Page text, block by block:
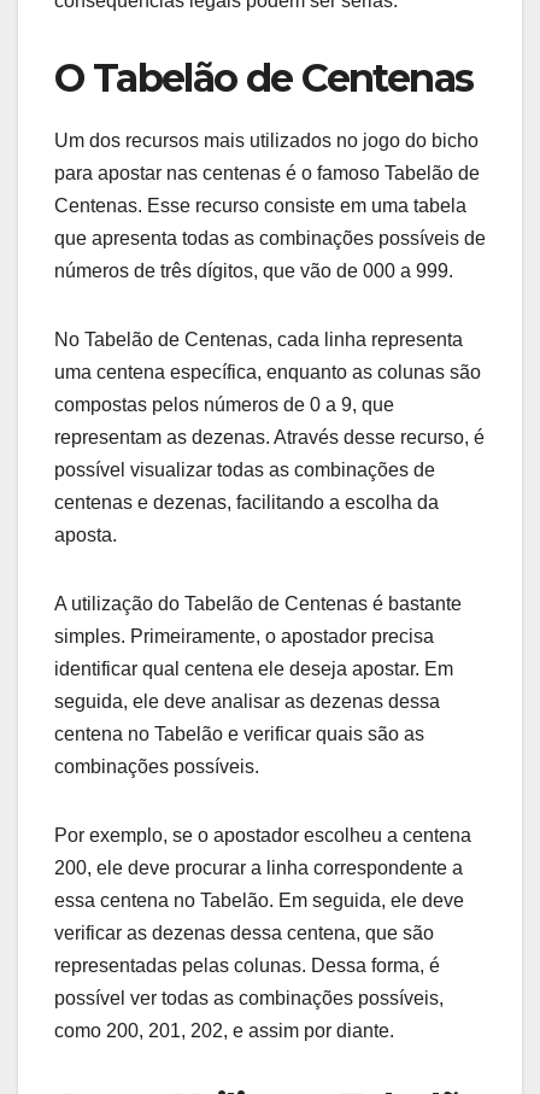
O Tabelão de Centenas
Um dos recursos mais utilizados no jogo do bicho
para apostar nas centenas é o famoso Tabelão de
Centenas. Esse recurso consiste em uma tabela
que apresenta todas as combinações possíveis de
números de três dígitos, que vão de 000 a 999.
No Tabelão de Centenas, cada linha representa
uma centena específica, enquanto as colunas são
compostas pelos números de 0 a 9, que
representam as dezenas. Através desse recurso, é
possível visualizar todas as combinações de
centenas e dezenas, facilitando a escolha da
aposta.
A utilização do Tabelão de Centenas é bastante
simples. Primeiramente, o apostador precisa
identificar qual centena ele deseja apostar. Em
seguida, ele deve analisar as dezenas dessa
centena no Tabelão e verificar quais são as
combinações possíveis.
Por exemplo, se o apostador escolheu a centena
200, ele deve procurar a linha correspondente a
essa centena no Tabelão. Em seguida, ele deve
verificar as dezenas dessa centena, que são
representadas pelas colunas. Dessa forma, é
possível ver todas as combinações possíveis,
como 200, 201, 202, e assim por diante.